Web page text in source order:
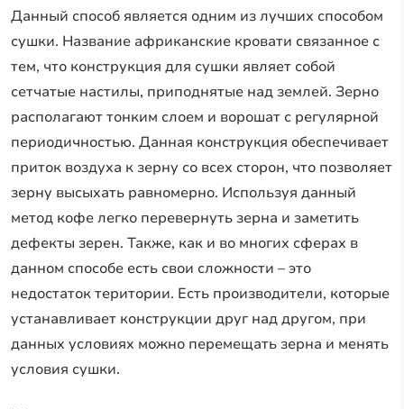
Данный способ является одним из лучших способом
сушки. Название африканские кровати связанное с
тем, что конструкция для сушки являет собой
сетчатые настилы, приподнятые над землей. Зерно
располагают тонким слоем и ворошат с регулярной
периодичностью. Данная конструкция обеспечивает
приток воздуха к зерну со всех сторон, что позволяет
зерну высыхать равномерно. Используя данный
метод кофе легко перевернуть зерна и заметить
дефекты зерен. Также, как и во многих сферах в
данном способе есть свои сложности – это
недостаток територии. Есть производители, которые
устанавливает конструкции друг над другом, при
данных условиях можно перемещать зерна и менять
условия сушки.